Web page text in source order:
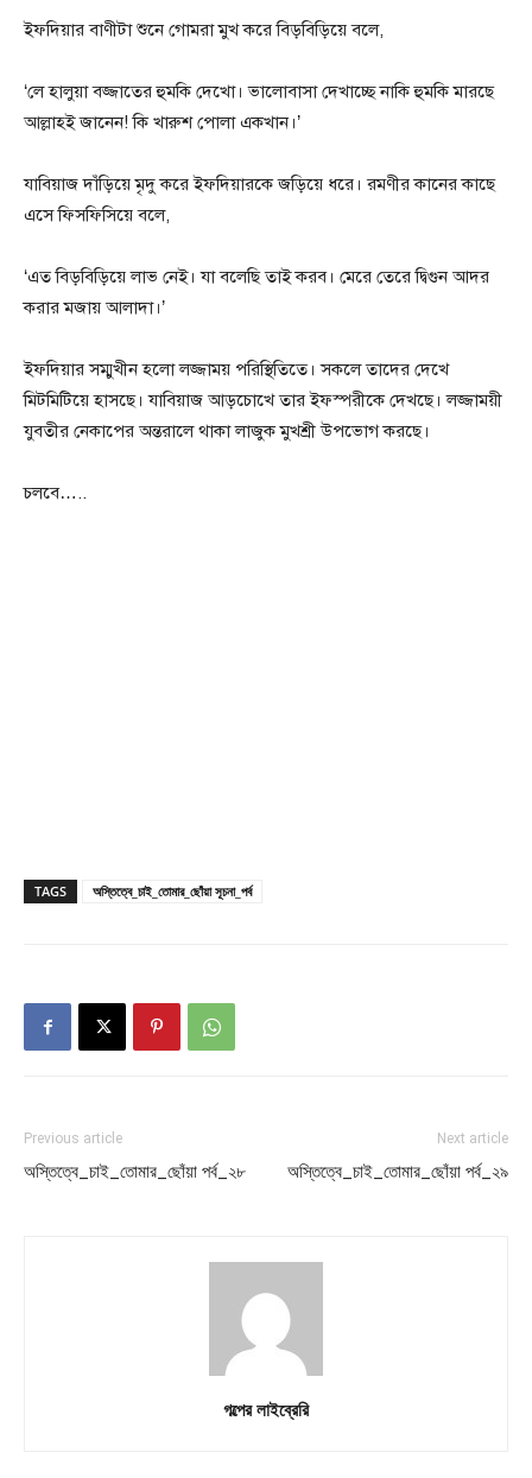
ইফদিয়ার বাণীটা শুনে গোমরা মুখ করে বিড়বিড়িয়ে বলে,
‘লে হালুয়া বজ্জাতের হুমকি দেখো। ভালোবাসা দেখাচ্ছে নাকি হুমকি মারছে
আল্লাহই জানেন! কি খারুশ পোলা একখান।’
যাবিয়াজ দাঁড়িয়ে মৃদু করে ইফদিয়ারকে জড়িয়ে ধরে। রমণীর কানের কাছে
এসে ফিসফিসিয়ে বলে,
‘এত বিড়বিড়িয়ে লাভ নেই। যা বলেছি তাই করব। মেরে তেরে দ্বিগুন আদর
করার মজায় আলাদা।’
ইফদিয়ার সম্মুখীন হলো লজ্জাময় পরিস্থিতিতে। সকলে তাদের দেখে
মিটমিটিয়ে হাসছে। যাবিয়াজ আড়চোখে তার ইফস্পরীকে দেখছে। লজ্জাময়ী
যুবতীর নেকাপের অন্তরালে থাকা লাজুক মুখশ্রী উপভোগ করছে।
চলবে…..
TAGS অস্তিত্বে_চাই_তোমার_ছোঁয়া সূচনা_পর্ব
Previous article
অস্তিত্বে_চাই_তোমার_ছোঁয়া পর্ব_২৮
Next article
অস্তিত্বে_চাই_তোমার_ছোঁয়া পর্ব_২৯
গল্পের লাইব্রেরি